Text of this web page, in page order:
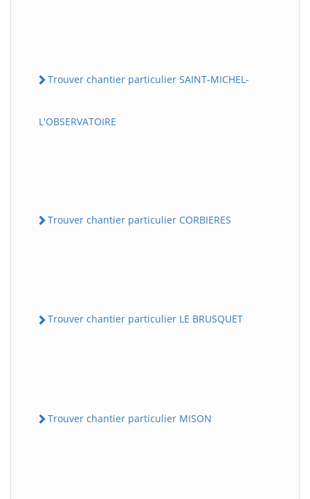
Trouver chantier particulier SAINT-MICHEL-
L'OBSERVATOIRE
Trouver chantier particulier CORBIERES
Trouver chantier particulier LE BRUSQUET
Trouver chantier particulier MISON